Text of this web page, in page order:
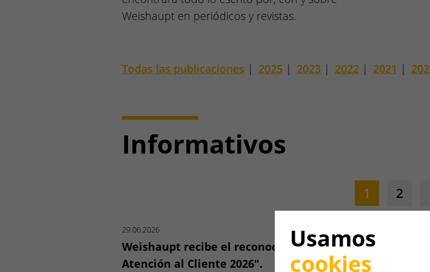
Weishaupt en periódicos y revistas.
Todas las publicaciones | 2025| 2023| 2022| 2021 |
Informativos
1 2
29.06.2026
Weishaupt recibe el reconocimiento "Mejor
Atención al Cliente 2026".
Usamos
cookies